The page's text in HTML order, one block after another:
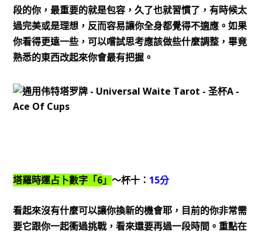
段的你，最重要的就是包容，久了也就習慣了，有時候太
過完美或是理想，反而容易讓你全身都覺得不適應。如果
你看得更遠一些，可以嚐試思考應該做些什麼調整，畢竟
熟悉的東西改起來你會最有把握。
塔羅時運占卜數字「6」 ～杯十： 15分
看起來沒有什麼可以讓你換新的機會耶，目前的你非常需
要它跟你一起衝過挑戰，看來還要再過一段時間。重點在